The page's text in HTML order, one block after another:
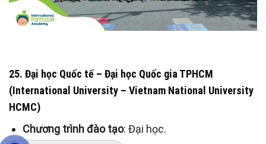
25. Đại học Quốc tế – Đại học Quốc gia TPHCM
(International University – Vietnam National University
HCMC)
Chương trình đào tạo: Đại học.